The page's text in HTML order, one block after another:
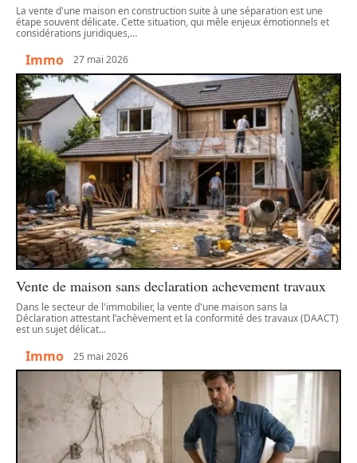
La vente d'une maison en construction suite à une séparation est une
étape souvent délicate. Cette situation, qui mêle enjeux émotionnels et
considérations juridiques,…
Immo 27 mai 2026
Vente de maison sans declaration achevement travaux
Dans le secteur de l'immobilier, la vente d'une maison sans la
Déclaration attestant l’achèvement et la conformité des travaux (DAACT)
est un sujet délicat…
Immo 25 mai 2026